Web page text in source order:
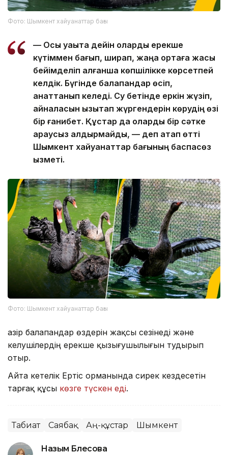
Фото: Шымкент хайуанаттар бағы
— Осы уақытқа дейін оларды ерекше
күтіммен бағып, ширап, жаңа ортаға жақсы
бейімделіп алғанша көпшілікке көрсетпей
келдік. Бүгінде балапандар өсіп,
қанаттанып келеді. Су бетінде еркін жүзіп,
айналасын қызықтап жүргендерін көрудің өзі
бір ғанибет. Құстар да оларды бір сәтке
қараусыз қалдырмайды, — деп атап өтті
Шымкент хайуанаттар бағының баспасөз
қызметі.
Фото: Шымкент хайуанаттар бағы
Қазір балапандар өздерін жақсы сезінеді және
келушілердің ерекше қызығушылығын тудырып
отыр.
Айта кетелік Ертіс орманында сирек кездесетін
тарғақ құсы көзге түскен еді.
Табиғат Саябақ Аң-құстар Шымкент
Назым Бөлесова